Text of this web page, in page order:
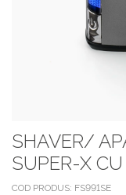
SHAVER/
SUPER-X
COD PRODUS: FS991SE